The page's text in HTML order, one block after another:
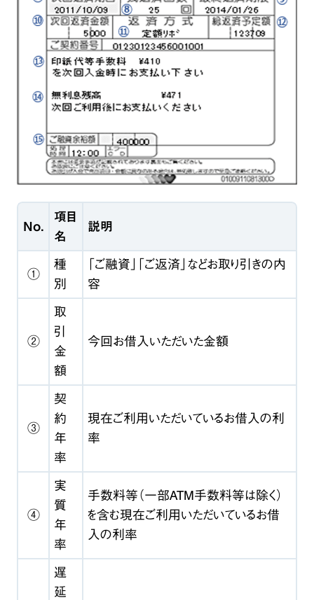
No.
項目
名
説明
①
種
別
「ご融資」「ご返済」などお取り引きの内
容
②
取
引
金
額
今回お借入いただいた金額
③
契
約
年
率
現在ご利用いただいているお借入の利
率
④
実
質
年
率
手数料等（一部ATM手数料等は除く）
を含む現在ご利用いただいているお借
入の利率
遅
延